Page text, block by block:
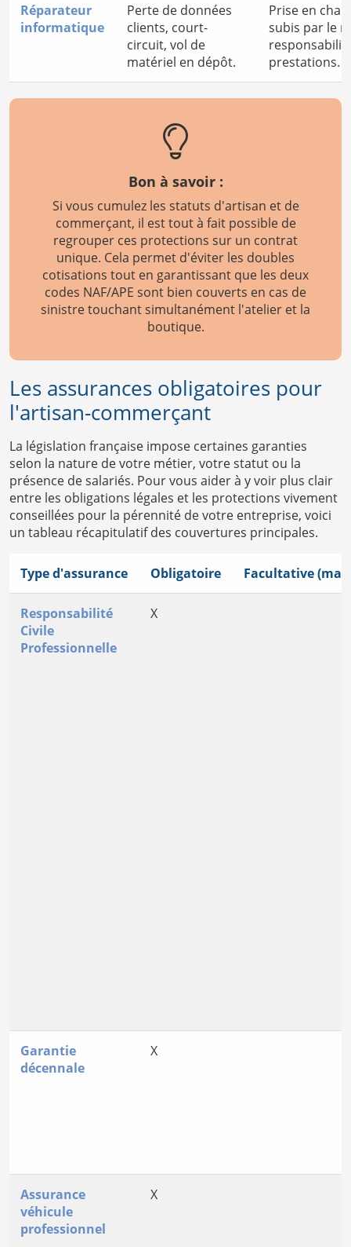
Réparateur
informatique
Perte de données
clients, court-
circuit, vol de
matériel en dépôt.
Prise en
subis par le
prestations.
Bon à savoir :
Si vous cumulez les statuts d'artisan et de
commerçant, il est tout à fait possible de
regrouper ces protections sur un contrat
unique. Cela permet d'éviter les doubles
cotisations tout en garantissant que les deux
codes NAF/APE sont bien couverts en cas de
sinistre touchant simultanément l'atelier et la
boutique.
Les assurances obligatoires pour
l'artisan-commerçant
La législation française impose certaines garanties
selon la nature de votre métier, votre statut ou la
présence de salariés. Pour vous aider à y voir plus clair
entre les obligations légales et les protections vivement
conseillées pour la pérennité de votre entreprise, voici
un tableau récapitulatif des couvertures principales.
Type d'assurance Obligatoire Facultative
Responsabilité
Civile
Professionnelle
X
Garantie
décennale
X
Assurance
véhicule
professionnel
X